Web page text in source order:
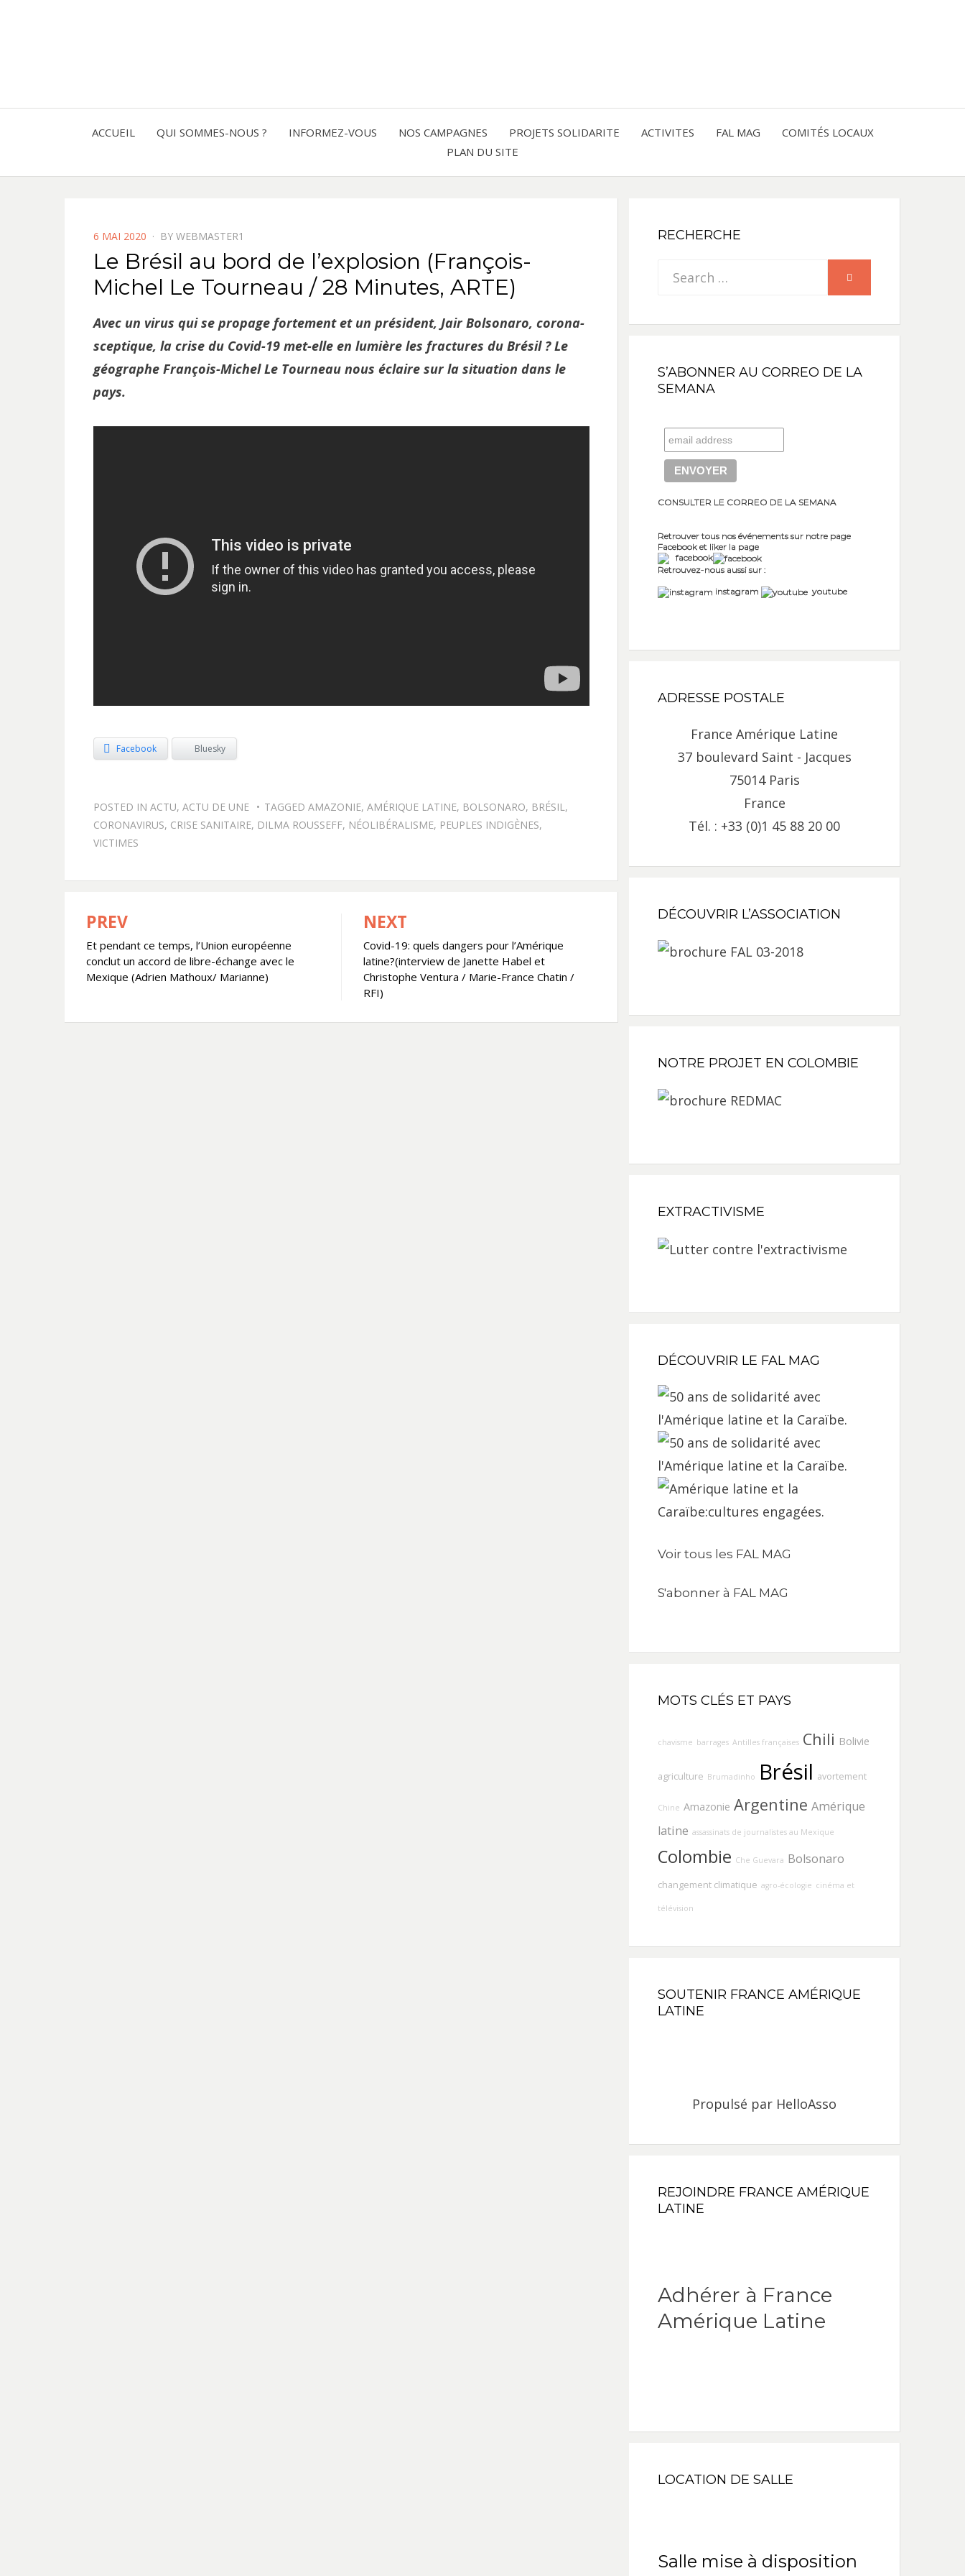
AMERIQUE
LATINE
ACCUEIL QUI SOMMES-NOUS ? INFORMEZ-VOUS NOS CAMPAGNES PROJETS SOLIDARITE ACTIVITES FAL MAG
COMITÉS LOCAUX
PLAN DU SITE
POSTED
ON
6 MAI 2020 BY WEBMASTER1
Le Brésil au bord de l’explosion (François-
Michel Le Tourneau / 28 Minutes, ARTE)
Avec un virus qui se propage fortement et un président, Jair Bolsonaro, corona-
sceptique, la crise du Covid-19 met-elle en lumière les fractures du Brésil ? Le
géographe François-Michel Le Tourneau nous éclaire sur la situation dans le
pays.
Facebook Bluesky
POSTED IN ACTU, ACTU DE UNE TAGGED AMAZONIE, AMÉRIQUE LATINE, BOLSONARO, BRÉSIL ,
CORONAVIRUS, CRISE SANITAIRE, DILMA ROUSSEFF, NÉOLIBÉRALISME, PEUPLES INDIGÈNES,
VICTIMES
Navigation
de
l’article
PREV
Et pendant ce temps, l’Union européenne
conclut un accord de libre-échange avec le
Mexique (Adrien Mathoux/ Marianne)
NEXT
Covid-19: quels dangers pour l’Amérique
latine?(interview de Janette Habel et
Christophe Ventura / Marie-France Chatin /
RFI)
RECHERCHE
Search
S’ABONNER AU CORREO DE LA
SEMANA
CONSULTER LE CORREO DE LA SEMANA
Retrouver tous nos événements sur notre page
Facebook et liker la page
facebook
Retrouvez-nous aussi sur :
instagram
youtube
ADRESSE POSTALE
France Amérique Latine
37 boulevard Saint - Jacques
75014 Paris
France
Tél. : +33 (0)1 45 88 20 00
DÉCOUVRIR L’ASSOCIATION
NOTRE PROJET EN COLOMBIE
EXTRACTIVISME
DÉCOUVRIR LE FAL MAG
Voir tous les FAL MAG
S'abonner à FAL MAG
MOTS CLÉS ET PAYS
chavisme barrages Antilles françaises Chili Bolivie
agriculture Brumadinho Brésil avortement
Chine Amazonie Argentine Amérique
latine assassinats de journalistes au Mexique
Colombie Che Guevara Bolsonaro
changement climatique agro-écologie cinéma et
télévision
SOUTENIR FRANCE AMÉRIQUE
LATINE
Propulsé par HelloAsso
REJOINDRE FRANCE AMÉRIQUE
LATINE
Adhérer à France
Amérique Latine
LOCATION DE SALLE
Salle mise à disposition